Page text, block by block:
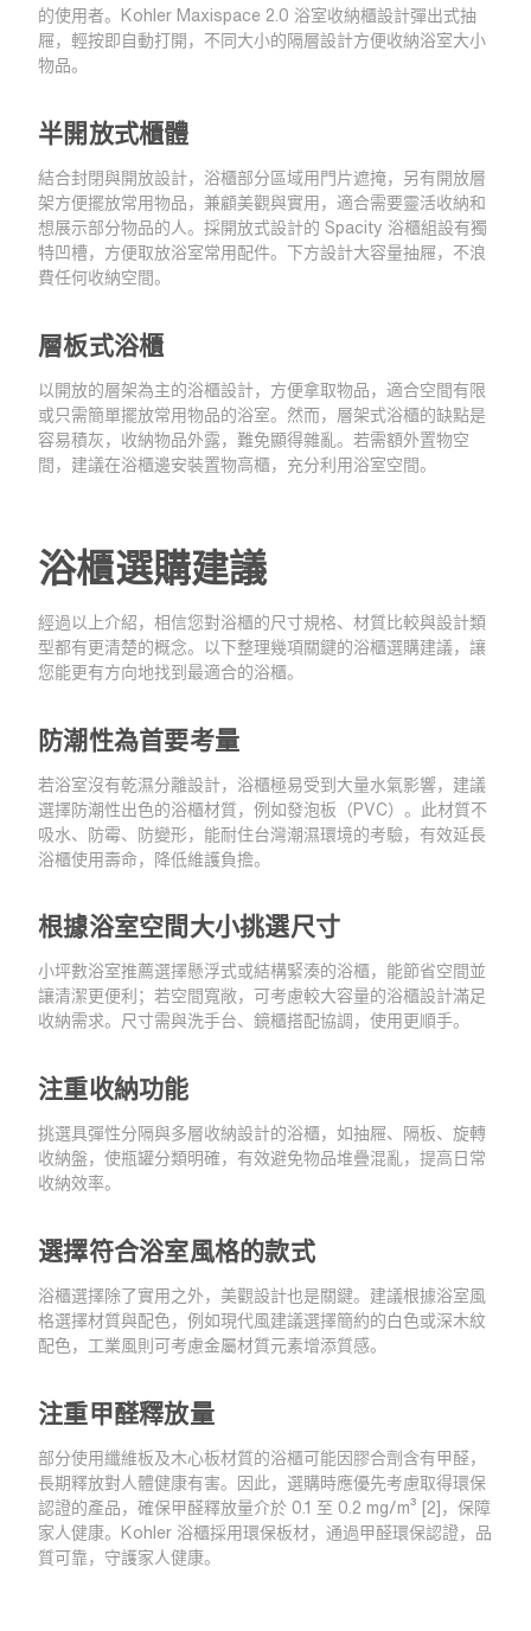
的使用者。Kohler Maxispace 2.0 浴室收納櫃設計彈出式抽
屜，輕按即自動打開，不同大小的隔層設計方便收納浴室大小
物品。
半開放式櫃體
結合封閉與開放設計，浴櫃部分區域用門片遮掩，另有開放層
架方便擺放常用物品，兼顧美觀與實用，適合需要靈活收納和
想展示部分物品的人。採開放式設計的 Spacity 浴櫃組設有獨
特凹槽，方便取放浴室常用配件。下方設計大容量抽屜，不浪
費任何收納空間。
層板式浴櫃
以開放的層架為主的浴櫃設計，方便拿取物品，適合空間有限
或只需簡單擺放常用物品的浴室。然而，層架式浴櫃的缺點是
容易積灰，收納物品外露，難免顯得雜亂。若需額外置物空
間，建議在浴櫃邊安裝置物高櫃，充分利用浴室空間。
浴櫃選購建議
經過以上介紹，相信您對浴櫃的尺寸規格、材質比較與設計類
型都有更清楚的概念。以下整理幾項關鍵的浴櫃選購建議，讓
您能更有方向地找到最適合的浴櫃。
防潮性為首要考量
若浴室沒有乾濕分離設計，浴櫃極易受到大量水氣影響，建議
選擇防潮性出色的浴櫃材質，例如發泡板（PVC）。此材質不
吸水、防霉、防變形，能耐住台灣潮濕環境的考驗，有效延長
浴櫃使用壽命，降低維護負擔。
根據浴室空間大小挑選尺寸
小坪數浴室推薦選擇懸浮式或結構緊湊的浴櫃，能節省空間並
讓清潔更便利；若空間寬敞，可考慮較大容量的浴櫃設計滿足
收納需求。尺寸需與洗手台、鏡櫃搭配協調，使用更順手。
注重收納功能
挑選具彈性分隔與多層收納設計的浴櫃，如抽屜、隔板、旋轉
收納盤，使瓶罐分類明確，有效避免物品堆疊混亂，提高日常
收納效率。
選擇符合浴室風格的款式
浴櫃選擇除了實用之外，美觀設計也是關鍵。建議根據浴室風
格選擇材質與配色，例如現代風建議選擇簡約的白色或深木紋
配色，工業風則可考慮金屬材質元素增添質感。
注重甲醛釋放量
部分使用纖維板及木心板材質的浴櫃可能因膠合劑含有甲醛，
長期釋放對人體健康有害。因此，選購時應優先考慮取得環保
認證的產品，確保甲醛釋放量介於 0.1 至 0.2 mg/m³ [2]，保障
家人健康。Kohler 浴櫃採用環保板材，通過甲醛環保認證，品
質可靠，守護家人健康。